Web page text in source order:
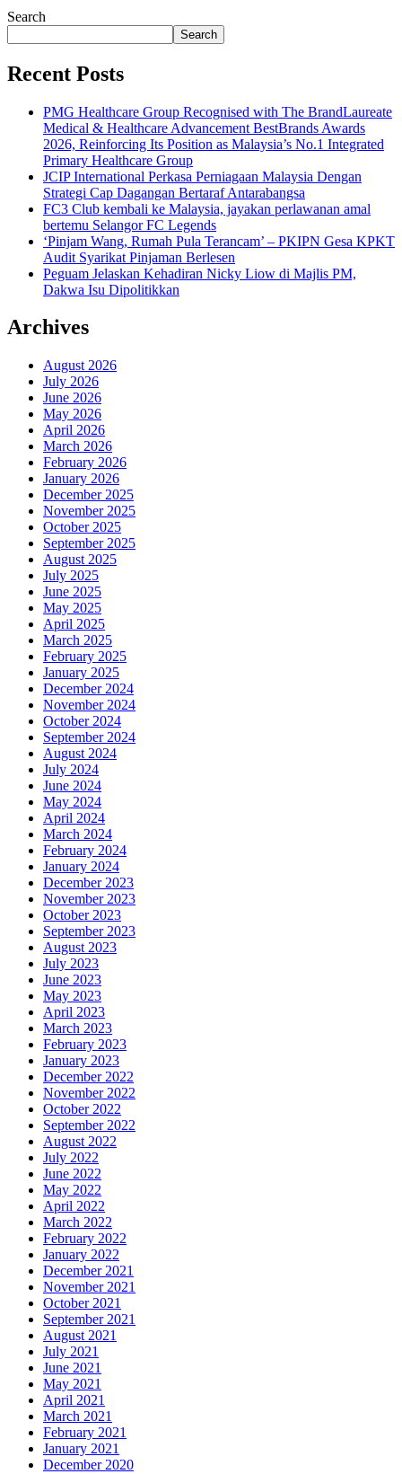
Search
Search
Recent Posts
PMG Healthcare Group Recognised with The BrandLaureate
Medical & Healthcare Advancement BestBrands Awards
2026, Reinforcing Its Position as Malaysia’s No.1 Integrated
Primary Healthcare Group
JCIP International Perkasa Perniagaan Malaysia Dengan
Strategi Cap Dagangan Bertaraf Antarabangsa
FC3 Club kembali ke Malaysia, jayakan perlawanan amal
bertemu Selangor FC Legends
‘Pinjam Wang, Rumah Pula Terancam’ – PKIPN Gesa KPKT
Audit Syarikat Pinjaman Berlesen
Peguam Jelaskan Kehadiran Nicky Liow di Majlis PM,
Dakwa Isu Dipolitikkan
Archives
August 2026
July 2026
June 2026
May 2026
April 2026
March 2026
February 2026
January 2026
December 2025
November 2025
October 2025
September 2025
August 2025
July 2025
June 2025
May 2025
April 2025
March 2025
February 2025
January 2025
December 2024
November 2024
October 2024
September 2024
August 2024
July 2024
June 2024
May 2024
April 2024
March 2024
February 2024
January 2024
December 2023
November 2023
October 2023
September 2023
August 2023
July 2023
June 2023
May 2023
April 2023
March 2023
February 2023
January 2023
December 2022
November 2022
October 2022
September 2022
August 2022
July 2022
June 2022
May 2022
April 2022
March 2022
February 2022
January 2022
December 2021
November 2021
October 2021
September 2021
August 2021
July 2021
June 2021
May 2021
April 2021
March 2021
February 2021
January 2021
December 2020